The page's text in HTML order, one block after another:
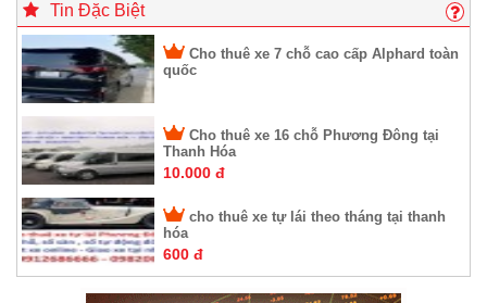
Tin Đặc Biệt
Cho thuê xe 7 chỗ cao cấp Alphard toàn
quốc
Cho thuê xe 16 chỗ Phương Đông tại
Thanh Hóa
10.000 đ
cho thuê xe tự lái theo tháng tại thanh
hóa
600 đ